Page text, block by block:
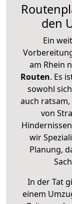
den
Ein
am Rhein
Routen. Es
sowohl
auch
von
wir
Planung,
In der Tat
einem